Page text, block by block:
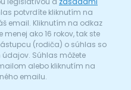
potvrdíte kliknutím na
email. Kliknutím na odkaz
ako 16 rokov, tak ste
(rodiča) o súhlas so
Súhlas môžete
alebo kliknutím na
emailu.